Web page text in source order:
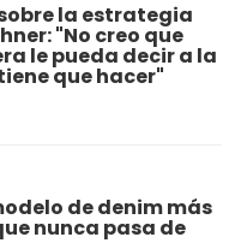
la estrategia
"No creo que
le pueda decir a la
que hacer"
de denim más
nunca pasa de